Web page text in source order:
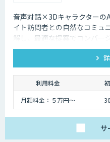
音声対話×3Dキャラクターの
イト訪問者との自然なコミュ
解し、最適な提案でコンバー
ットを超えた最強のデジタル
利用料金
月額料金：５万円〜
サ